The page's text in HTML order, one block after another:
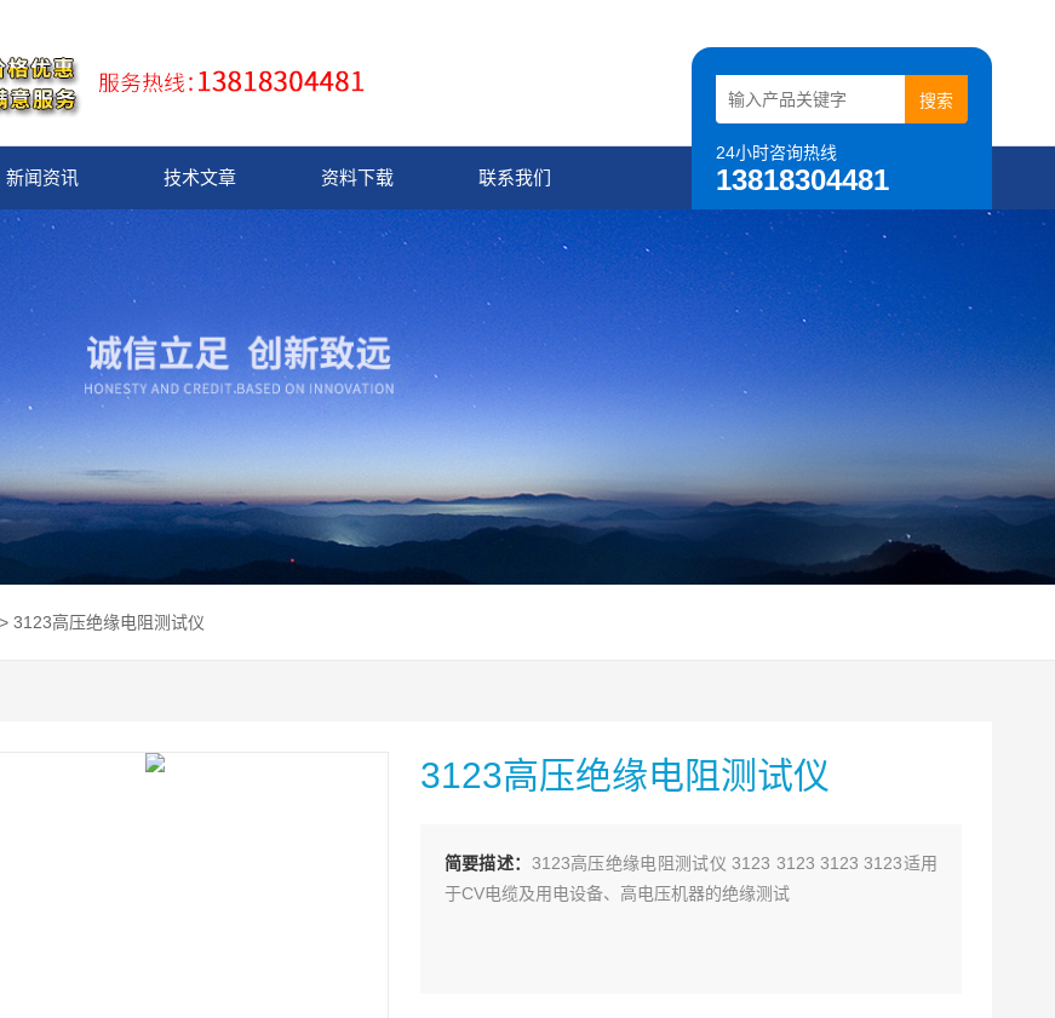
24小时咨询热线
13818304481
新闻资讯 技术文章 资料下载 联系我们
> 3123高压绝缘电阻测试仪
3123高压绝缘电阻测试仪
简要描述： 3123高压绝缘电阻测试仪 3123 3123 3123 3123适用
于CV电缆及用电设备、高电压机器的绝缘测试